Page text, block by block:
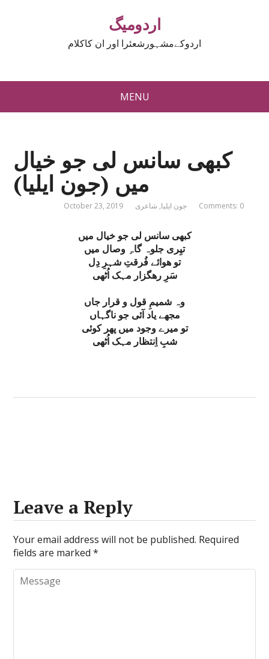
اردومیگ
اردوکےمشہورشعئرا اور ان کاکلام
MENU
کبھی سانس لی جو خیال
میں (جون ایلیا)
October 23, 2019 جون ایلیا, شاعری Comments: 0
کبھی سانس لی جو خیال میں
تیِری جلوہ گاہِ وصال میں
تو ھوائے فُرقتِ شہرِ دِل
سَرِ رھگزار مہک اُٹھی
وہ شمیمِ قول و قرار جاں
مجھے یاد آئی جو ناگہاں
تو میرے وجود میں پھر کوئی
شبِ اِنتظار مہک اُٹھی
Leave a Reply
Your email address will not be published. Required
fields are marked*